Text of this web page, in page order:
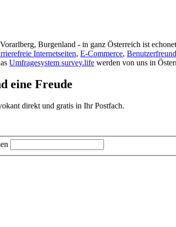
Burgenland - in ganz Österreich ist
Internetseiten, E-Commerce,
Umfragesystem survey.life werden von uns in
eine Freude
direkt und gratis in Ihr Postfach.